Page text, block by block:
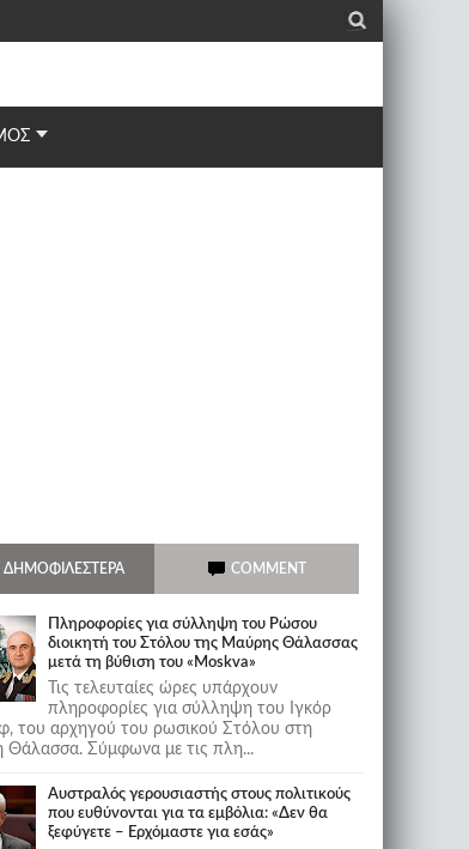
_
ΔΗΜΟΦΙΛΈΣΤΕΡΑ COMMENT
Πληροφορίες για σύλληψη του Ρώσου
διοικητή του Στόλου της Mαύρης Θάλασσας
μετά τη βύθιση του «Moskva»
Τις τελευταίες ώρες υπάρχουν
πληροφορίες για σύλληψη του Ιγκόρ
του αρχηγού του ρωσικού Στόλου στη
Θάλασσα. Σύμφωνα με τις πλη...
Αυστραλός γερουσιαστής στους πολιτικούς
που ευθύνονται για τα εμβόλια: «Δεν θα
ξεφύγετε – Ερχόμαστε για εσάς»